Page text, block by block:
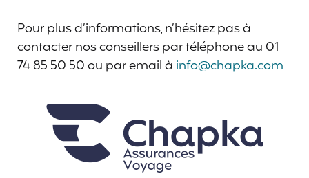
Pour plus d’informations, n’hésitez pas à
contacter nos conseillers par téléphone au 01
74 85 50 50 ou par email à info@chapka.com